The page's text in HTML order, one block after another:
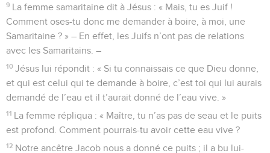
9 La femme samaritaine dit à Jésus : « Mais, tu es Juif !
Comment oses-tu donc me demander à boire, à moi, une
Samaritaine ? » – En effet, les Juifs n’ont pas de relations
avec les Samaritains. –
10 Jésus lui répondit : « Si tu connaissais ce que Dieu donne,
et qui est celui qui te demande à boire, c’est toi qui lui aurais
demandé de l’eau et il t’aurait donné de l’eau vive. »
11 La femme répliqua : « Maître, tu n’as pas de seau et le puits
est profond. Comment pourrais-tu avoir cette eau vive ?
12 Notre ancêtre Jacob nous a donné ce puits ; il a bu lui-